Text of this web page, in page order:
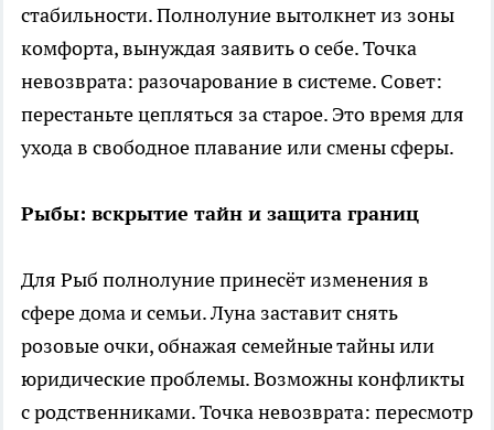
стабильности. Полнолуние вытолкнет из зоны
комфорта, вынуждая заявить о себе. Точка
невозврата: разочарование в системе. Совет:
перестаньте цепляться за старое. Это время для
ухода в свободное плавание или смены сферы.
Рыбы: вскрытие тайн и защита границ
Для Рыб полнолуние принесёт изменения в
сфере дома и семьи. Луна заставит снять
розовые очки, обнажая семейные тайны или
юридические проблемы. Возможны конфликты
с родственниками. Точка невозврата: пересмотр